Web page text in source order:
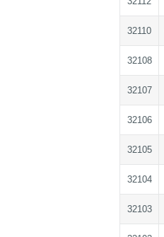
32110
32108
32107
32106
32105
32104
32103